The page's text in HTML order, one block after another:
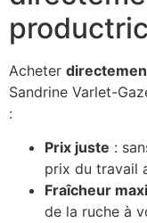
Acheter
Sandrine Varlet-
:
Prix juste :
prix du travail
Fraîcheur
de la ruche à